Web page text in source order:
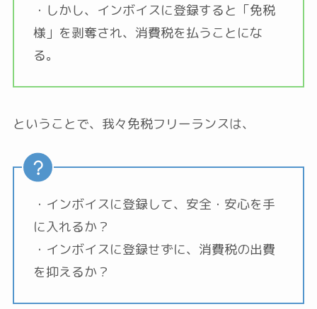
・しかし、インボイスに登録すると「免税
様」を剥奪され、消費税を払うことにな
る。
ということで、我々免税フリーランスは、
・インボイスに登録して、安全・安心を手
に入れるか？
・インボイスに登録せずに、消費税の出費
を抑えるか？